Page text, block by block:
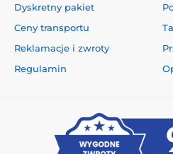
Dyskretny pakiet
Ceny transportu
Reklamacje i zwroty
Regulamin